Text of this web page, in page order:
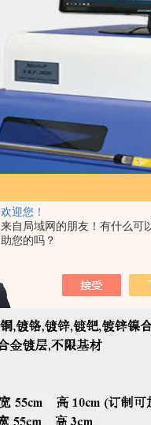
欢迎您！
来自局域网的朋友！有什么可
助您的吗？